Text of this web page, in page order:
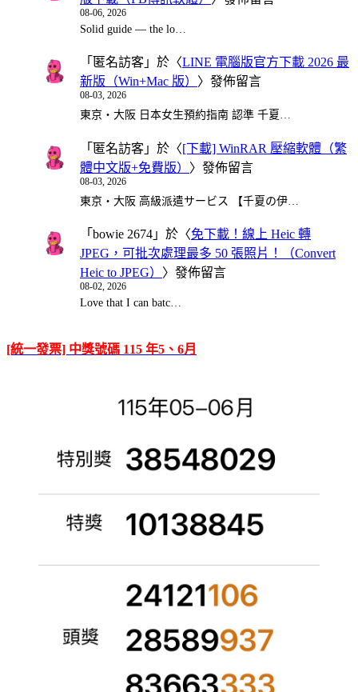
08-06, 2026
Solid guide — the lo…
「 匿名訪客 」於〈LINE 電腦版官方下載 2026 最
新版（Win+Mac 版） 〉發佈留言
08-03, 2026
東京・大阪 日本女生預約指南 認準 千夏…
「 匿名訪客 」於〈[下載] WinRAR 壓縮軟體（繁
體中文版+免費版） 〉發佈留言
08-03, 2026
東京・大阪 高級派遣サービス 【千夏の伊…
「 bowie 2674 」於〈免下載！線上 Heic 轉
JPEG，可批次處理最多 50 張照片！（Convert
Heic to JPEG）
〉發佈留言
08-02, 2026
Love that I can batc…
[統一發票] 中獎號碼 115 年5、6月